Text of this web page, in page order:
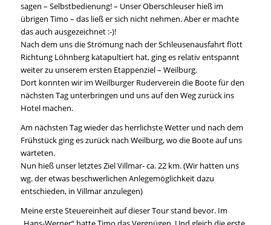
sagen – Selbstbedienung! – Unser Oberschleuser hieß im
übrigen Timo – das ließ er sich nicht nehmen. Aber er machte
das auch ausgezeichnet :-)!
Nach dem uns die Strömung nach der Schleusenausfahrt flott
Richtung Löhnberg katapultiert hat, ging es relativ entspannt
weiter zu unserem ersten Etappenziel – Weilburg.
Dort konnten wir im Weilburger Ruderverein die Boote für den
nächsten Tag unterbringen und uns auf den Weg zurück ins
Hotel machen.
Am nächsten Tag wieder das herrlichste Wetter und nach dem
Frühstück ging es zurück nach Weilburg, wo die Boote auf uns
warteten.
Nun hieß unser letztes Ziel Villmar- ca. 22 km. (Wir hatten uns
wg. der etwas beschwerlichen Anlegemöglichkeit dazu
entschieden, in Villmar anzulegen)
Meine erste Steuereinheit auf dieser Tour stand bevor. Im